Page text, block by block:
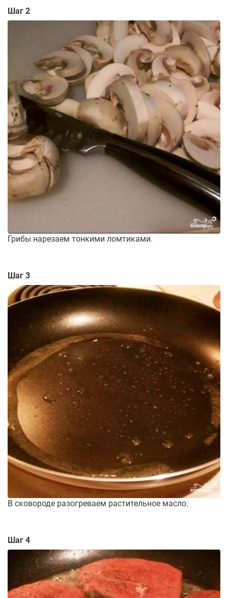
Шаг 2
Грибы нарезаем тонкими ломтиками.
Шаг 3
В сковороде разогреваем растительное масло.
Шаг 4